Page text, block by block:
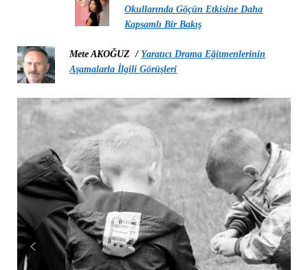
Okullarında Göçün Etkisine Daha
Kapsamlı Bir Bakış
Mete AKOĞUZ /Yaratıcı Drama Eğitmenlerinin
Aşamalarla İlgili Görüşleri